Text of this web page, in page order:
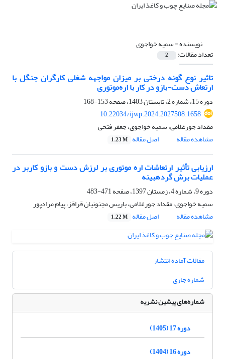
نویسنده =سمیه خواجوی
تعداد مقالات: 2
تاثیر نوع گونه درختی بر میزان مواجهه شغلی کارگران جنگل با
ارتعاش دست-بازو در کار با اره‌موتوری
دوره 15، شماره 2، تابستان 1403، صفحه
153-168
10.22034/ijwp.2024.2027508.1658
مقداد جورغلامی، سمیه خواجوی، جعفر فتحی
مشاهده مقاله
اصل مقاله 1.23 M
ارزیابی تأثیر ارتعاشات اره موتوری بر لرزش دست و بازو کاربر در
عملیات برش گردهبینه
دوره 9، شماره 4، زمستان 1397، صفحه
471-483
سمیه خواجوی، مقداد جورغلامی، باریس مجنونیان قراقز، پیام مرادپور
مشاهده مقاله
اصل مقاله 1.22 M
مقالات آماده انتشار
شماره جاری
شماره‌های پیشین نشریه
دوره 17 (1405)
دوره 16 (1404)